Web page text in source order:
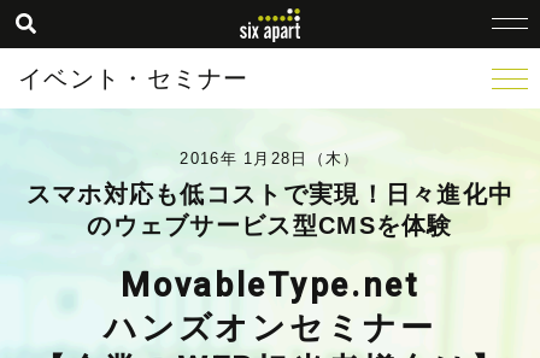
イベント・セミナー
2016年 1月28日（木）
スマホ対応も低コストで実現！日々進化中
のウェブサービス型CMSを体験
MovableType.net
ハンズオンセミナー